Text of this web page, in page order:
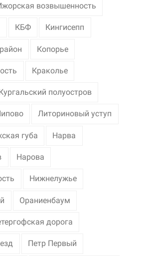
возвышенность
КБФ Кингисепп
Копорье
Краколье
полуостров
Литориновый уступ
губа Нарва
Нарова
Нижнелужье
Ораниенбаум
дорога
Петр Первый